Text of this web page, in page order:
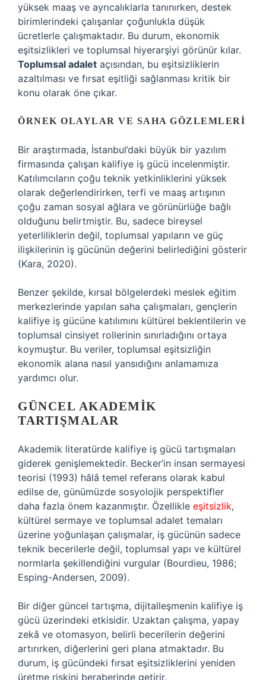
yüksek maaş ve ayrıcalıklarla tanınırken, destek
birimlerindeki çalışanlar çoğunlukla düşük
ücretlerle çalışmaktadır. Bu durum, ekonomik
eşitsizlikleri ve toplumsal hiyerarşiyi görünür kılar.
Toplumsal adalet açısından, bu eşitsizliklerin
azaltılması ve fırsat eşitliği sağlanması kritik bir
konu olarak öne çıkar.
ÖRNEK OLAYLAR VE SAHA GÖZLEMLERI
Bir araştırmada, İstanbul’daki büyük bir yazılım
firmasında çalışan kalifiye iş gücü incelenmiştir.
Katılımcıların çoğu teknik yetkinliklerini yüksek
olarak değerlendirirken, terfi ve maaş artışının
çoğu zaman sosyal ağlara ve görünürlüğe bağlı
olduğunu belirtmiştir. Bu, sadece bireysel
yeterliliklerin değil, toplumsal yapıların ve güç
ilişkilerinin iş gücünün değerini belirlediğini gösterir
(Kara, 2020).
Benzer şekilde, kırsal bölgelerdeki meslek eğitim
merkezlerinde yapılan saha çalışmaları, gençlerin
kalifiye iş gücüne katılımını kültürel beklentilerin ve
toplumsal cinsiyet rollerinin sınırladığını ortaya
koymuştur. Bu veriler, toplumsal eşitsizliğin
ekonomik alana nasıl yansıdığını anlamamıza
yardımcı olur.
GÜNCEL AKADEMIK
TARTIŞMALAR
Akademik literatürde kalifiye iş gücü tartışmaları
giderek genişlemektedir. Becker’in insan sermayesi
teorisi (1993) hâlâ temel referans olarak kabul
edilse de, günümüzde sosyolojik perspektifler
daha fazla önem kazanmıştır. Özellikle eşitsizlik,
kültürel sermaye ve toplumsal adalet temaları
üzerine yoğunlaşan çalışmalar, iş gücünün sadece
teknik becerilerle değil, toplumsal yapı ve kültürel
normlarla şekillendiğini vurgular (Bourdieu, 1986;
Esping-Andersen, 2009).
Bir diğer güncel tartışma, dijitalleşmenin kalifiye iş
gücü üzerindeki etkisidir. Uzaktan çalışma, yapay
zekâ ve otomasyon, belirli becerilerin değerini
artırırken, diğerlerini geri plana atmaktadır. Bu
durum, iş gücündeki fırsat eşitsizliklerini yeniden
üretme riskini beraberinde getirir.